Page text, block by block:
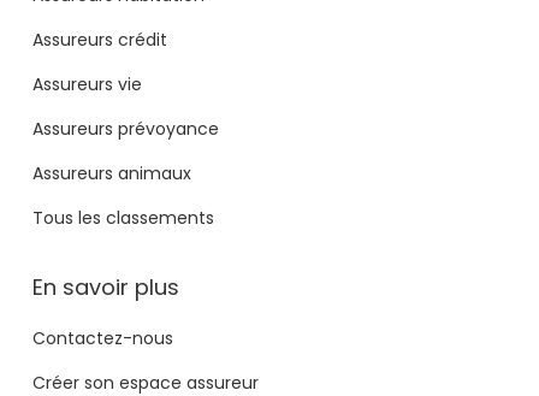
Assureurs crédit
Assureurs vie
Assureurs prévoyance
Assureurs animaux
Tous les classements
En savoir plus
Contactez-nous
Créer son espace assureur